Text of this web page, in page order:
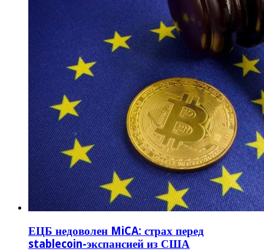
ЕЦБ недоволен MiCA: страх перед
stablecoin-экспансией из США